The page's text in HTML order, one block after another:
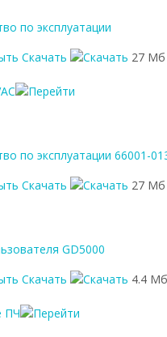
по эксплуатации
Скачать
27 Мб
по эксплуатации 66001-
Скачать
27 Мб
GD5000
Скачать
4.4 Мб
ПЧ